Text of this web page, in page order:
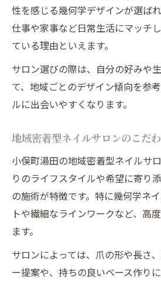
性を感じる幾何学デザインが選ば
仕事や家事など日常生活にマッチ
ている理由といえます。
サロン選びの際は、自分の好みや
て、地域ごとのデザイン傾向を参
ルに出会いやすくなります。
地域密着型ネイルサロンのこだ
小俣町湯田の地域密着型ネイルサ
りのライフスタイルや希望に寄り
の施術が特徴です。特に幾何学ネ
トや繊細なラインワークなど、高
ます。
サロンによっては、爪の形や長さ
ー提案や、持ちの良いベース作り